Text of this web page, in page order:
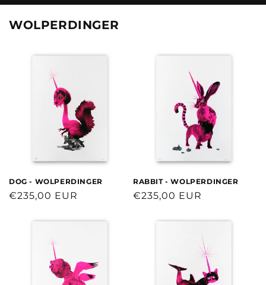
WOLPERDINGER
DOG - WOLPERDINGER
Normaler
€235,00 EUR
RABBIT - WOLPERDINGER
Normaler
€235,00 EUR